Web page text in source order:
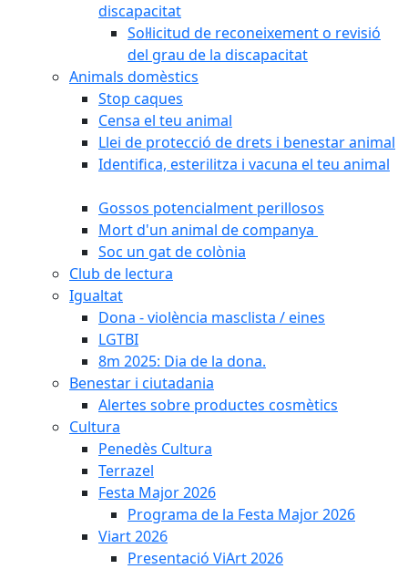
discapacitat
Sol·licitud de reconeixement o revisió
del grau de la discapacitat
Animals domèstics
Stop caques
Censa el teu animal
Llei de protecció de drets i benestar animal
Identifica, esterilitza i vacuna el teu animal
Gossos potencialment perillosos
Mort d'un animal de companya
Soc un gat de colònia
Club de lectura
Igualtat
Dona - violència masclista / eines
LGTBI
8m 2025: Dia de la dona.
Benestar i ciutadania
Alertes sobre productes cosmètics
Cultura
Penedès Cultura
Terrazel
Festa Major 2026
Programa de la Festa Major 2026
Viart 2026
Presentació ViArt 2026